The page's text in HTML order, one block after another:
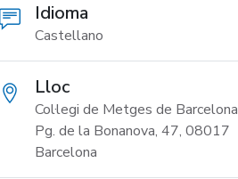
Idioma
Castellano
Lloc
Col·legi de Metges de Barcelona
Pg. de la Bonanova, 47, 08017
Barcelona